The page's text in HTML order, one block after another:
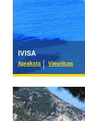
IVISA
Apraksts Viesnīcas